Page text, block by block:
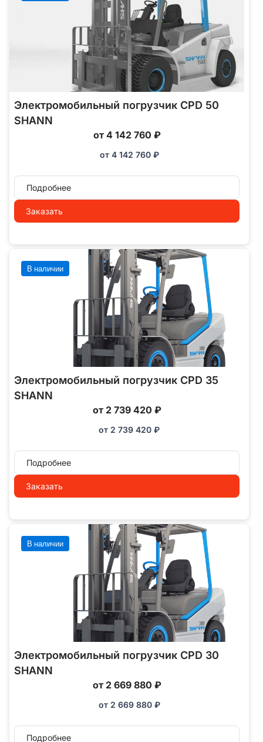
Электромобильный погрузчик CPD 50
SHANN
от 4 142 760 ₽
от 4 142 760 ₽
Подробнее
Заказать
В наличии
Электромобильный погрузчик CPD 35
SHANN
от 2 739 420 ₽
от 2 739 420 ₽
Подробнее
Заказать
В наличии
Электромобильный погрузчик CPD 30
SHANN
от 2 669 880 ₽
от 2 669 880 ₽
Подробнее